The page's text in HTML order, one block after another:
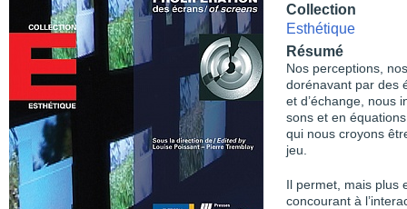
Collection
Esthétique
Résumé
Nos perceptions,
dorénavant par des
et d’échange, nous
sons et en
qui nous croyons
jeu.
Il permet, mais
concourant à